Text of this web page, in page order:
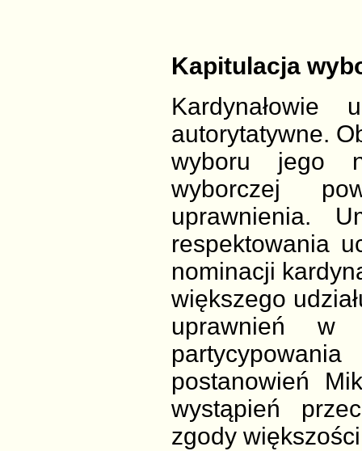
Kapitulacja
autorytatywne.
wyboru jego
wyborczej
uprawnienia.
respektowania
nominacji
większego
uprawnień w
postanowień
wystąpień
zgody